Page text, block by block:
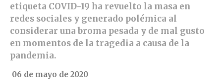
etiqueta COVID-19 ha revuelto la masa en
redes sociales y generado polémica al
considerar una broma pesada y de mal gusto
en momentos de la tragedia a causa de la
pandemia.
06 de mayo de 2020